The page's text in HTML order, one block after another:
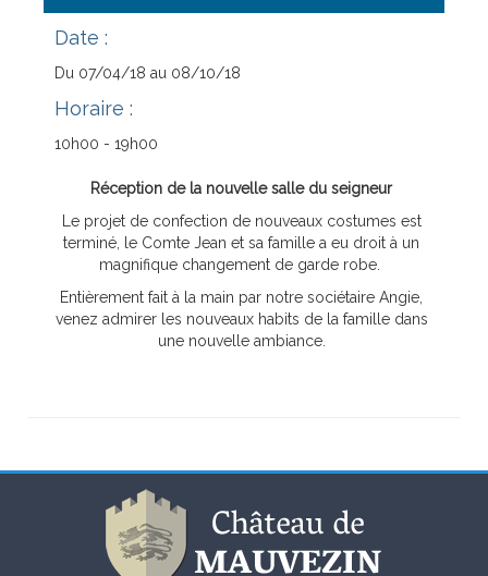
Date :
Du 07/04/18 au 08/10/18
Horaire :
10h00 - 19h00
Réception de la nouvelle salle du seigneur
Le projet de confection de nouveaux costumes est
terminé, le Comte Jean et sa famille a eu droit à un
magnifique changement de garde robe.
Entièrement fait à la main par notre sociétaire Angie,
venez admirer les nouveaux habits de la famille dans
une nouvelle ambiance.